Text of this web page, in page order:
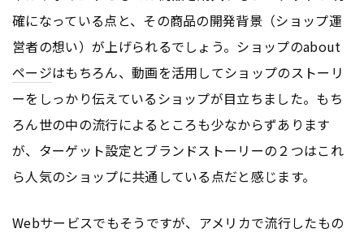
確になっている点と、その商品の開発背景（ショップ運
営者の想い）が上げられるでしょう。ショップのabout
ページはもちろん、動画を活用してショップのストーリ
ーをしっかり伝えているショップが目立ちました。もち
ろん世の中の流行によるところも少なからずあります
が、ターゲット設定とブランドストーリーの２つはこれ
ら人気のショップに共通している点だと感じます。
Webサービスでもそうですが、アメリカで流行したもの